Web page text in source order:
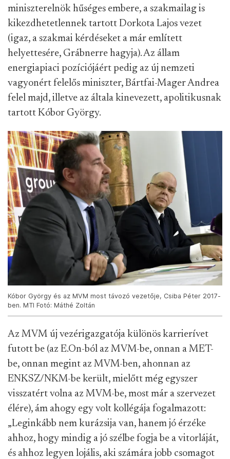
miniszterelnök hűséges embere, a szakmailag is
kikezdhetetlennek tartott Dorkota Lajos vezet
(igaz, a szakmai kérdéseket a már említett
helyettesére, Grábnerre hagyja). Az állam
energiapiaci pozíciójáért pedig az új nemzeti
vagyonért felelős miniszter, Bártfai-Mager Andrea
felel majd, illetve az általa kinevezett, apolitikusnak
tartott Kóbor György.
Kóbor György és az MVM most távozó vezetője, Csiba Péter 2017-
ben. MTI Fotó: Máthé Zoltán
Az MVM új vezérigazgatója különös karrierívet
futott be (az E.On-ból az MVM-be, onnan a MET-
be, onnan megint az MVM-ben, ahonnan az
ENKSZ/NKM-be került, mielőtt még egyszer
visszatért volna az MVM-be, most már a szervezet
élére), ám ahogy egy volt kollégája fogalmazott:
„Leginkább nem kurázsija van, hanem jó érzéke
ahhoz, hogy mindig a jó szélbe fogja be a vitorláját,
és ahhoz legyen lojális, aki számára jobb csomagot